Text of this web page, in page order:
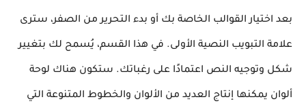
بعد اختيار القوالب الخاصة بك أو بدء التحرير من الصفر، سترى
علامة التبويب النصية الأولى. في هذا القسم، يُسمح لك بتغيير
شكل وتوجيه النص اعتمادًا على رغباتك. ستكون هناك لوحة
ألوان يمكنها إنتاج العديد من الألوان والخطوط المتنوعة التي